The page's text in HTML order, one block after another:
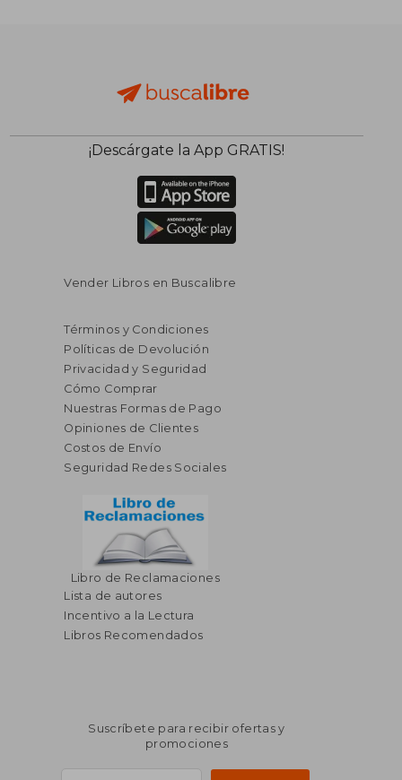
¡Descárgate la App GRATIS!
Vender Libros en Buscalibre
Términos y Condiciones
Políticas de Devolución
Privacidad y Seguridad
Cómo Comprar
Nuestras Formas de Pago
Opiniones de Clientes
Costos de Envío
Seguridad Redes Sociales
Libro de Reclamaciones
Lista de autores
Incentivo a la Lectura
Libros Recomendados
Suscríbete para recibir ofertas y
promociones